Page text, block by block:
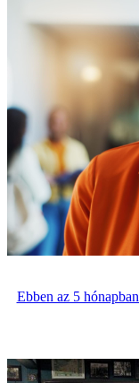
Ebben az 5